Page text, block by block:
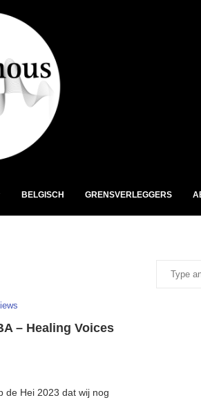
BELGISCH GRENSVERLEGGERS
– Healing Voices
de Hei 2023 dat wij nog